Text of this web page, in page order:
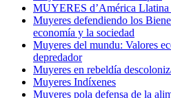
MUYERES d’América Llatina
Muyeres defendiendo los
economía y la sociedad
Muyeres del mundu: Valores
depredador
Muyeres en rebeldía
Muyeres Indíxenes
Muyeres pola defensa de la